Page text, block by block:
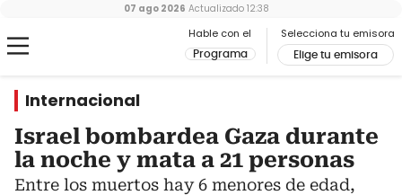
Hable con el
Programa
Selecciona tu emisora
Elige tu emisora
07 ago 2026 Actualizado 12:38
Internacional
Israel bombardea Gaza durante
la noche y mata a 21 personas
Entre los muertos hay 6 menores de edad,